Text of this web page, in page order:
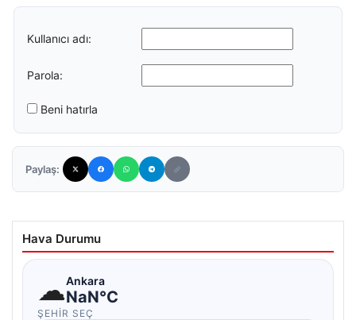
Kullanıcı adı:
Parola:
Beni hatırla
Paylaş:
Hava Durumu
☁Ankara
NaN°C
ŞEHIR SEÇ